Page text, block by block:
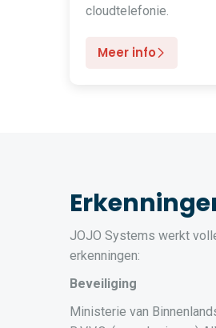
cloudtelefonie.
Meer info
JOJO Systems werkt
erkenningen:
Beveiliging
Ministerie van